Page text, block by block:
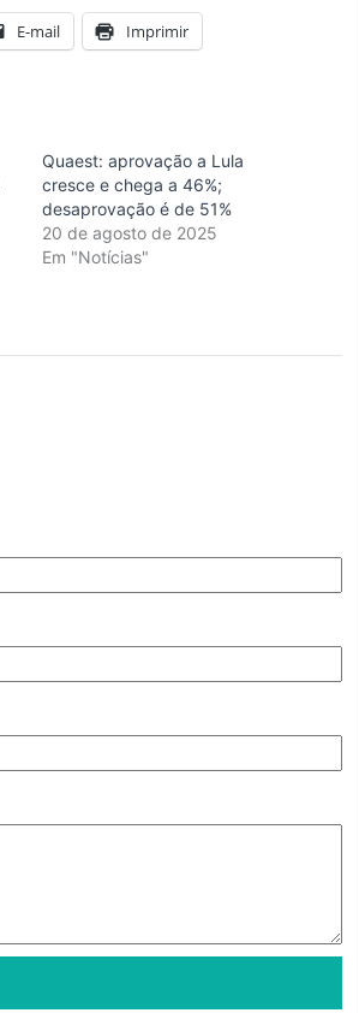
E-mail Imprimir
Quaest: aprovação a Lula
cresce e chega a 46%;
desaprovação é de 51%
20 de agosto de 2025
Em "Notícias"